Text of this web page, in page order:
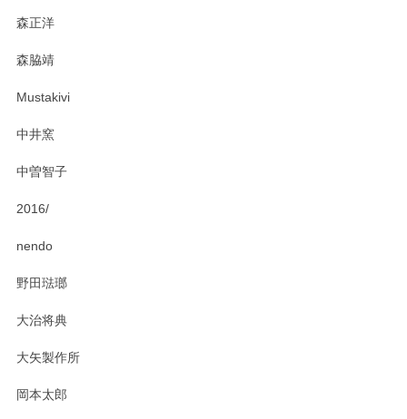
森正洋
森脇靖
Mustakivi
中井窯
中曽智子
2016/
nendo
野田琺瑯
大治将典
大矢製作所
岡本太郎